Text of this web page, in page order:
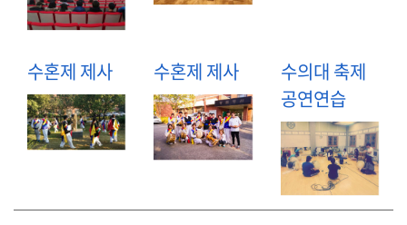
수혼제 제사 수혼제 제사
수의대 축제
공연연습